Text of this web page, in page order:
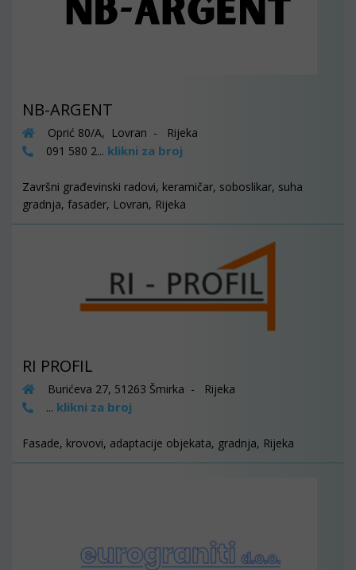
NB-ARGENT
Oprić 80/A, Lovran - Rijeka
091 580 2... klikni za broj
Završni građevinski radovi, keramičar, soboslikar, suha
gradnja, fasader, Lovran, Rijeka
RI PROFIL
Burićeva 27, 51263 Šmirka - Rijeka
... klikni za broj
Fasade, krovovi, adaptacije objekata, gradnja, Rijeka